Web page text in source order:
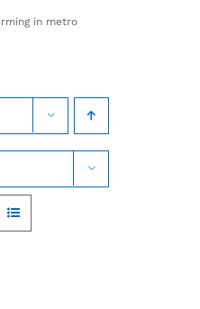
in metro